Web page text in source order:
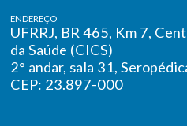
ENDEREÇO
UFRRJ, BR 465, Km 7,
da Saúde (CICS)
2° andar, sala 31,
CEP: 23.897-000